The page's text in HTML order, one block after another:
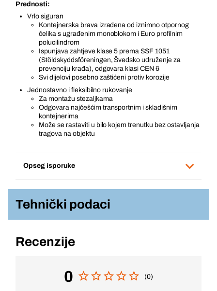
Prednosti:
Vrlo siguran
Kontejnerska brava izrađena od iznimno otpornog
čelika s ugrađenim monoblokom i Euro profilnim
polucilindrom
Ispunjava zahtjeve klase 5 prema SSF 1051
(Stöldskyddsföreningen, Švedsko udruženje za
prevenciju krađa), odgovara klasi CEN 6
Svi dijelovi posebno zaštićeni protiv korozije
Jednostavno i fleksibilno rukovanje
Za montažu stezaljkama
Odgovara najčešćim transportnim i skladišnim
kontejnerima
Može se rastaviti u bilo kojem trenutku bez ostavljanja
tragova na objektu
Opseg isporuke
Tehnički podaci
Recenzije
0 (0)